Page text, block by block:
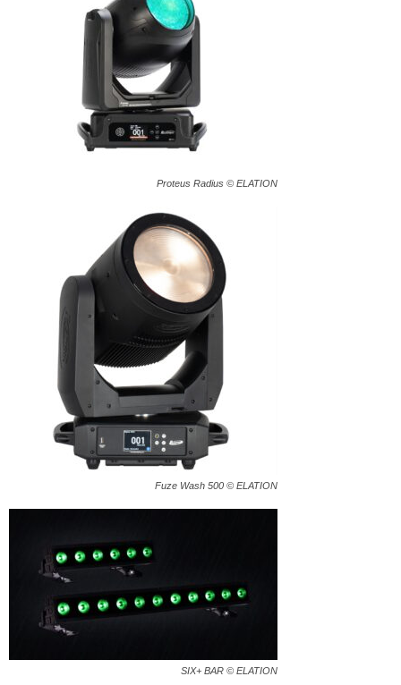
Proteus Radius © ELATION
Fuze Wash 500 © ELATION
SIX+ BAR © ELATION